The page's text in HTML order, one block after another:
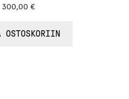
300,00 €
OSTOSKORIIN